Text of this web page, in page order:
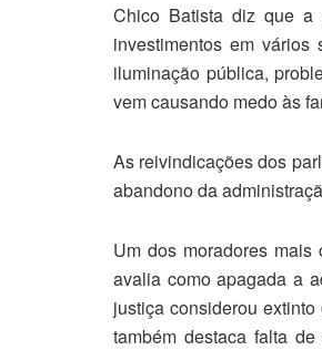
Chico Batista diz que a
investimentos em
iluminação pública,
vem causando medo às
As reivindicações dos
abandono da
Um dos moradores
avalia como apagada a
justiça considerou
também destaca falta